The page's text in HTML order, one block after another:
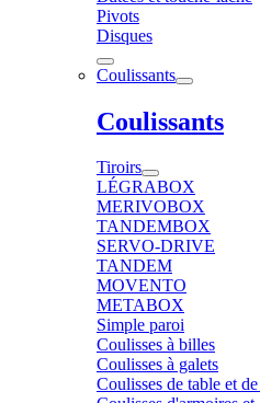
Pivots
Disques
Coulissants
Coulissants
Tiroirs
LÉGRABOX
MERIVOBOX
TANDEMBOX
SERVO-DRIVE
TANDEM
MOVENTO
METABOX
Simple paroi
Coulisses à billes
Coulisses à galets
Coulisses de table et